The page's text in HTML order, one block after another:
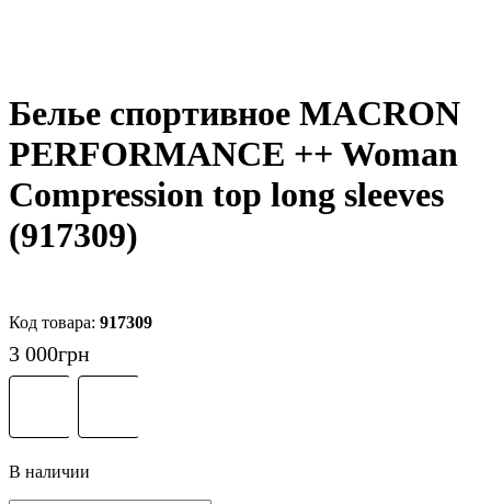
Белье спортивное MACRON
PERFORMANCE ++ Woman
Compression top long sleeves
(917309)
917309
3 000грн